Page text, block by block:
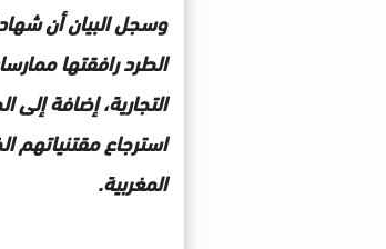
وسجل البيان أن
الطرد رافقتها
التجارية، إضافة
استرجاع مقتنياتهم
المغربية.